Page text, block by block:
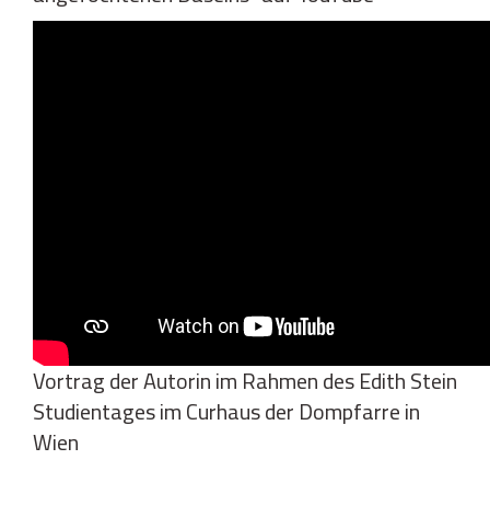
Vortrag der Autorin im Rahmen des Edith Stein
Studientages im Curhaus der Dompfarre in
Wien